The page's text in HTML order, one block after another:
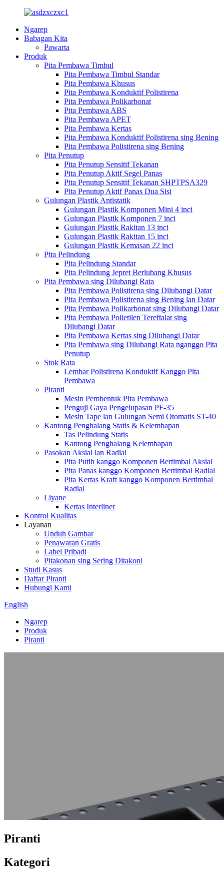
Ngarep
Babagan Kita
Pawarta
Produk
Pita Pembawa Timbul
Pita Pembawa Timbul Standar
Pita Pembawa Khusus
Pita Pembawa Konduktif Polistirena
Pita Pembawa Polikarbonat
Pita Pembawa ABS
Pita Pembawa APET
Pita Pembawa Kertas
Pita Pembawa Konduktif Polistirena sing Bening
Pita Pembawa Polistirena sing Bening
Pita Penutup
Pita Penutup Sensitif Tekanan
Pita Penutup Aktif Segel Panas
Pita Penutup Sensitif Tekanan SHPTPSA329
Pita Penutup Aktif Panas Dua Sisi
Gulungan Plastik Antistatik
Gulungan Plastik Komponen Mini 4 inci
Gulungan Plastik Komponen 7 inci
Gulungan Plastik Rakitan 13 inci
Gulungan Plastik Rakitan 15 inci
Gulungan Plastik Kemasan 22 inci
Pita Pelindung
Pita Pelindung Standar
Pita Pelindung Jepret Berlubang Khusus
Pita Pembawa sing Dilubangi Rata
Pita Pembawa Polistirena sing Dilubangi Datar
Pita Pembawa Polistirena sing Bening lan Datar
Pita Pembawa Polikarbonat sing Dilubangi Datar
Pita Pembawa Polietilen Tereftalat sing
Dilubangi Datar
Pita Pembawa Kertas sing Dilubangi Datar
Pita Pembawa sing Dilubangi Rata nganggo Pita
Penutup
Stok Rata
Lembar Polistirena Konduktif Kanggo Pita
Pembawa
Piranti
Mesin Pembentuk Pita Pembawa
Penguji Gaya Pengelupasan PF-35
Mesin Tape lan Gulungan Semi Otomatis ST-40
Kantong Penghalang Statis & Kelembapan
Tas Pelindung Statis
Kantong Penghalang Kelembapan
Pasokan Aksial lan Radial
Pita Putih kanggo Komponen Bertimbal Aksial
Pita Panas kanggo Komponen Bertimbal Radial
Pita Kertas Kraft kanggo Komponen Bertimbal
Radial
Liyane
Kertas Interliner
Kontrol Kualitas
Layanan
Unduh Gambar
Penawaran Gratis
Label Pribadi
Pitakonan sing Sering Ditakoni
Studi Kasus
Daftar Piranti
Hubungi Kami
English
Ngarep
Produk
Piranti
Piranti
Kategori